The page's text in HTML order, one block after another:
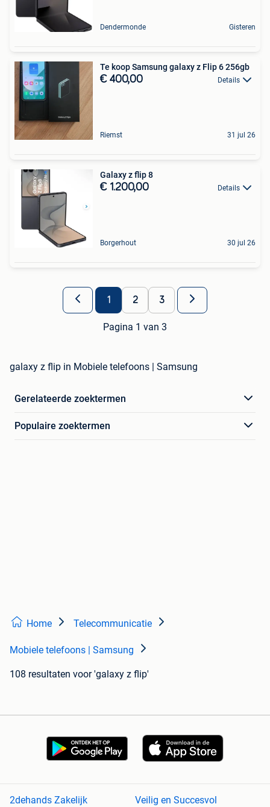
Dendermonde Gisteren
Te koop Samsung galaxy z Flip 6 256gb
€ 400,00 Details
Riemst 31 jul 26
Galaxy z flip 8
€ 1.200,00 Details
Borgerhout 30 jul 26
1 2 3
Pagina 1 van 3
galaxy z flip in Mobiele telefoons | Samsung
Gerelateerde zoektermen
Populaire zoektermen
Home Telecommunicatie
Mobiele telefoons | Samsung
108 resultaten voor 'galaxy z flip'
2dehands Zakelijk Veilig en Succesvol